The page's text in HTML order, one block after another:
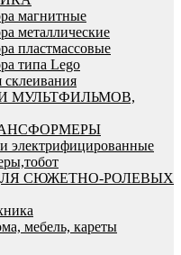
магнитные
металлические
пластмассовые
типа Lego
МУЛЬТФИЛЬМОВ,
электрифицированные
СЮЖЕТНО-РОЛЕВЫХ
мебель, кареты